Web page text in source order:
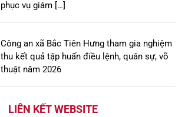
phục vụ giám […]
Công an xã Bắc Tiên Hưng tham gia nghiệm
thu kết quả tập huấn điều lệnh, quân sự, võ
thuật năm 2026
LIÊN KẾT WEBSITE